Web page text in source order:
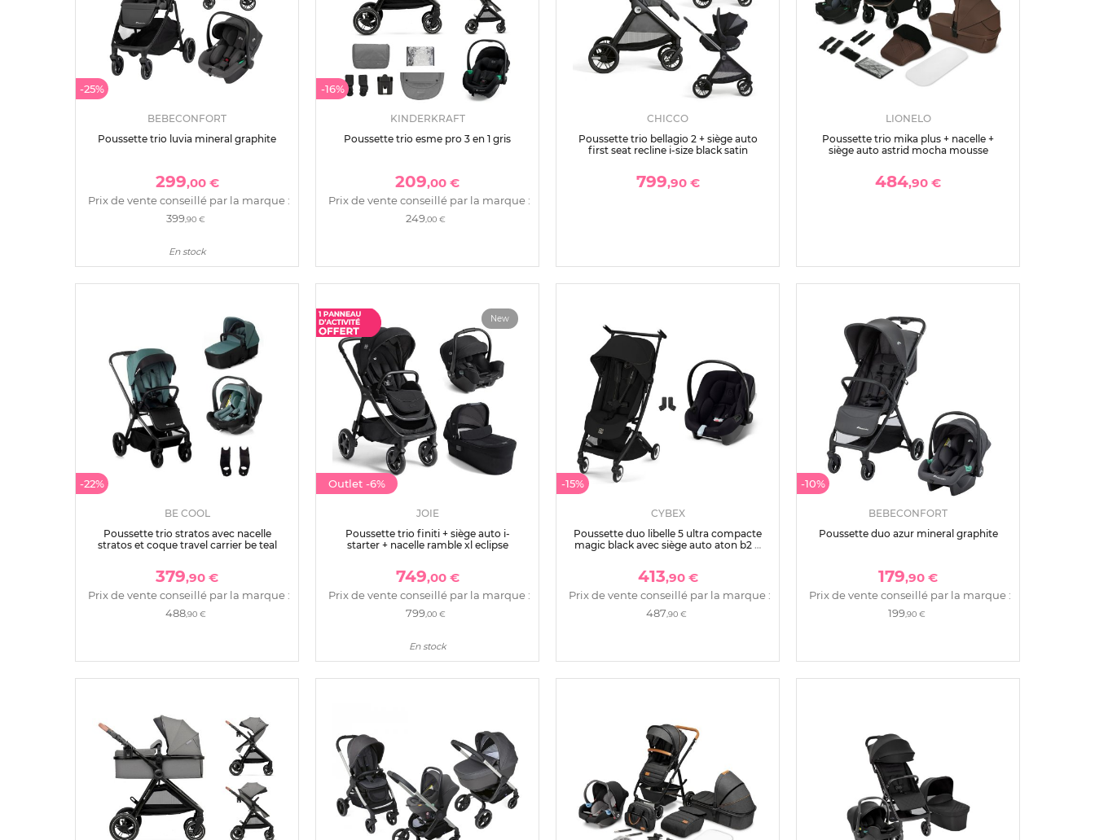
-25%
BEBECONFORT
Poussette trio luvia mineral graphite
299,00 €
Prix de vente conseillé par la marque :
399,90 €
En stock
-16%
KINDERKRAFT
Poussette trio esme pro 3 en 1 gris
209,00 €
Prix de vente conseillé par la marque :
249,00 €
CHICCO
Poussette trio bellagio 2 + siège auto
first seat recline i-size black satin
799,90 €
LIONELO
Poussette trio mika plus + nacelle +
siège auto astrid mocha mousse
484,90 €
-22%
BE COOL
Poussette trio stratos avec nacelle
stratos et coque travel carrier be teal
379,90 €
Prix de vente conseillé par la marque :
488,90 €
Outlet -6%
New
JOIE
Poussette trio finiti + siège auto i-
starter + nacelle ramble xl eclipse
749,00 €
Prix de vente conseillé par la marque :
799,00 €
En stock
-15%
CYBEX
Poussette duo libelle 5 ultra compacte
magic black avec siège auto aton b2 i-
413,90 €
Prix de vente conseillé par la marque :
487 ,90 €
-10%
BEBECONFORT
Poussette duo azur mineral graphite
179,90 €
Prix de vente conseillé par la marque :
199,90 €